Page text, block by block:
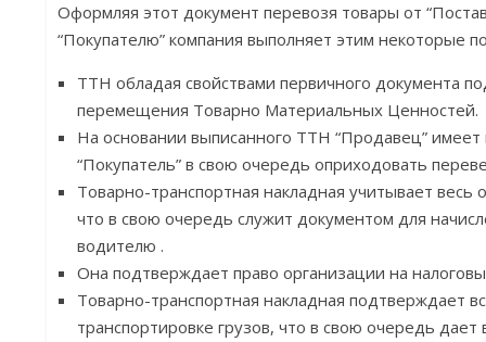
Оформляя этот документ перевозя товары от
“Покупателю” компания выполняет этим некоторые
ТТН обладая свойствами первичного документа
перемещения Товарно Материальных Ценностей.
На основании выписанного ТТН “Продавец” имеет
“Покупатель” в свою очередь оприходовать
Товарно-транспортная накладная учитывает
что в свою очередь служит документом для
водителю .
Она подтверждает право организации на
Товарно-транспортная накладная подтверждает
транспортировке грузов, что в свою очередь